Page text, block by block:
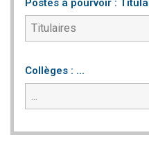
Postes à pourvoir :
Collèges : ...